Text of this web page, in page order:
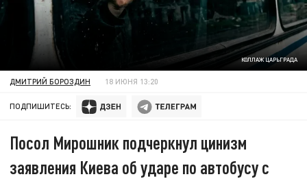
КОЛЛАЖ ЦАРЬГРАДА
ДМИТРИЙ БОРОЗДИН 18 ИЮНЯ 13:20
ПОДПИШИТЕСЬ:
Посол Мирошник подчеркнул цинизм
заявления Киева об ударе по автобусу с